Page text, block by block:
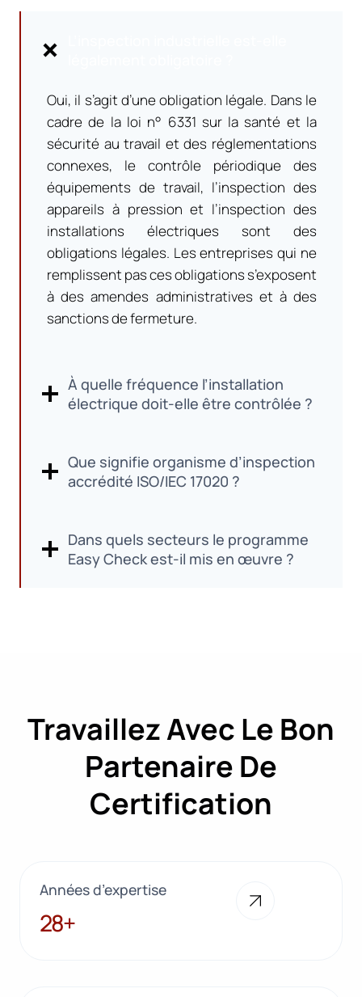
Oui, il s’agit d’une obligation légale. Dans le
cadre de la loi n° 6331 sur la santé et la
sécurité au travail et des réglementations
connexes, le contrôle périodique des
équipements de travail, l’inspection des
appareils à pression et l’inspection des
installations électriques sont des
obligations légales. Les entreprises qui ne
remplissent pas ces obligations s’exposent
à des amendes administratives et à des
sanctions de fermeture.
À quelle fréquence l’installation
électrique doit-elle être contrôlée ?
Que signifie organisme d’inspection
accrédité ISO/IEC 17020 ?
Dans quels secteurs le programme
Easy Check est-il mis en œuvre ?
Travaillez Avec Le Bon
Partenaire De
Certification
Années d’expertise
28+
28+